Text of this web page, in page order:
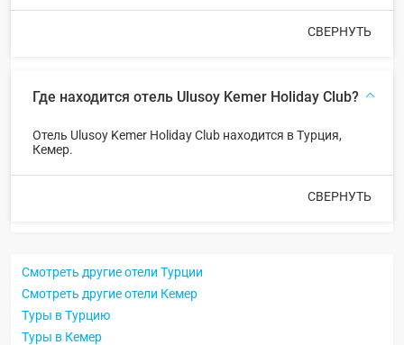
СВЕРНУТЬ
Где находится отель Ulusoy Kemer Holiday Club?
Отель Ulusoy Kemer Holiday Club находится в Турция,
Кемер.
СВЕРНУТЬ
Смотреть другие отели Турции
Смотреть другие отели Кемер
Туры в Турцию
Туры в Кемер